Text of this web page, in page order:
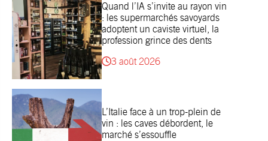
Quand l’IA s’invite au rayon vin
: les supermarchés savoyards
adoptent un caviste virtuel, la
profession grince des dents
3 août 2026
L’Italie face à un trop-plein de
vin : les caves débordent, le
marché s’essouffle